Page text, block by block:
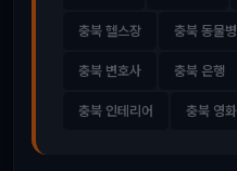
충북 헬스장 충북 동물
충북 변호사 충북 은행
충북 인테리어 충북 영